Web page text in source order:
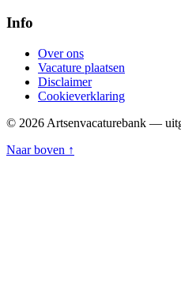
Info
Over ons
Vacature plaatsen
Disclaimer
Cookieverklaring
© 2026 Artsenvacaturebank —
Naar boven ↑